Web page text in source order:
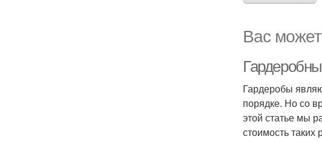
Вас
Гардеробы
порядке. Но со
этой статье мы
стоимость таких